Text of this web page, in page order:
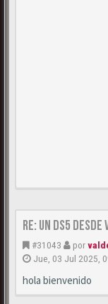
Re: Un DS5
#31043 por
Jue, 03 Jul 2025,
hola bienvenido